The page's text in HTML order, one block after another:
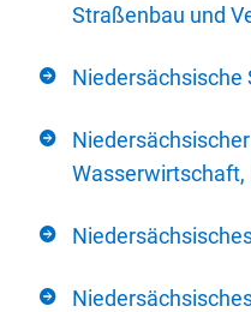
Straßenbau und
Niedersächsische
Wasserwirtschaft,